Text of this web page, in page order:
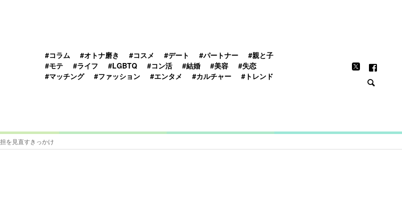
#コラム #オトナ磨き #コスメ #デート #パートナー
#親と子
#モテ
#ライフ #LGBTQ #コン活 #結婚 #美容
#失恋
#マッチング
#ファッション #エンタメ #カルチャー #トレンド
を見直すきっかけ